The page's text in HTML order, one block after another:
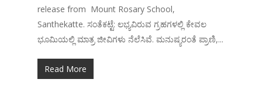
release from Mount Rosary School,
Santhekatte. ಸಂತೆಕಟ್ಟೆ: ಲಭ್ಯವಿರುವ ಗ್ರಹಗಳಲ್ಲಿ ಕೇವಲ
ಭೂಮಿಯಲ್ಲಿ ಮಾತ್ರ ಜೀವಿಗಳು ನೆಲೆಸಿವೆ. ಮನುಷ್ಯರಂತೆ ಪ್ರಾಣಿ,...
Read More